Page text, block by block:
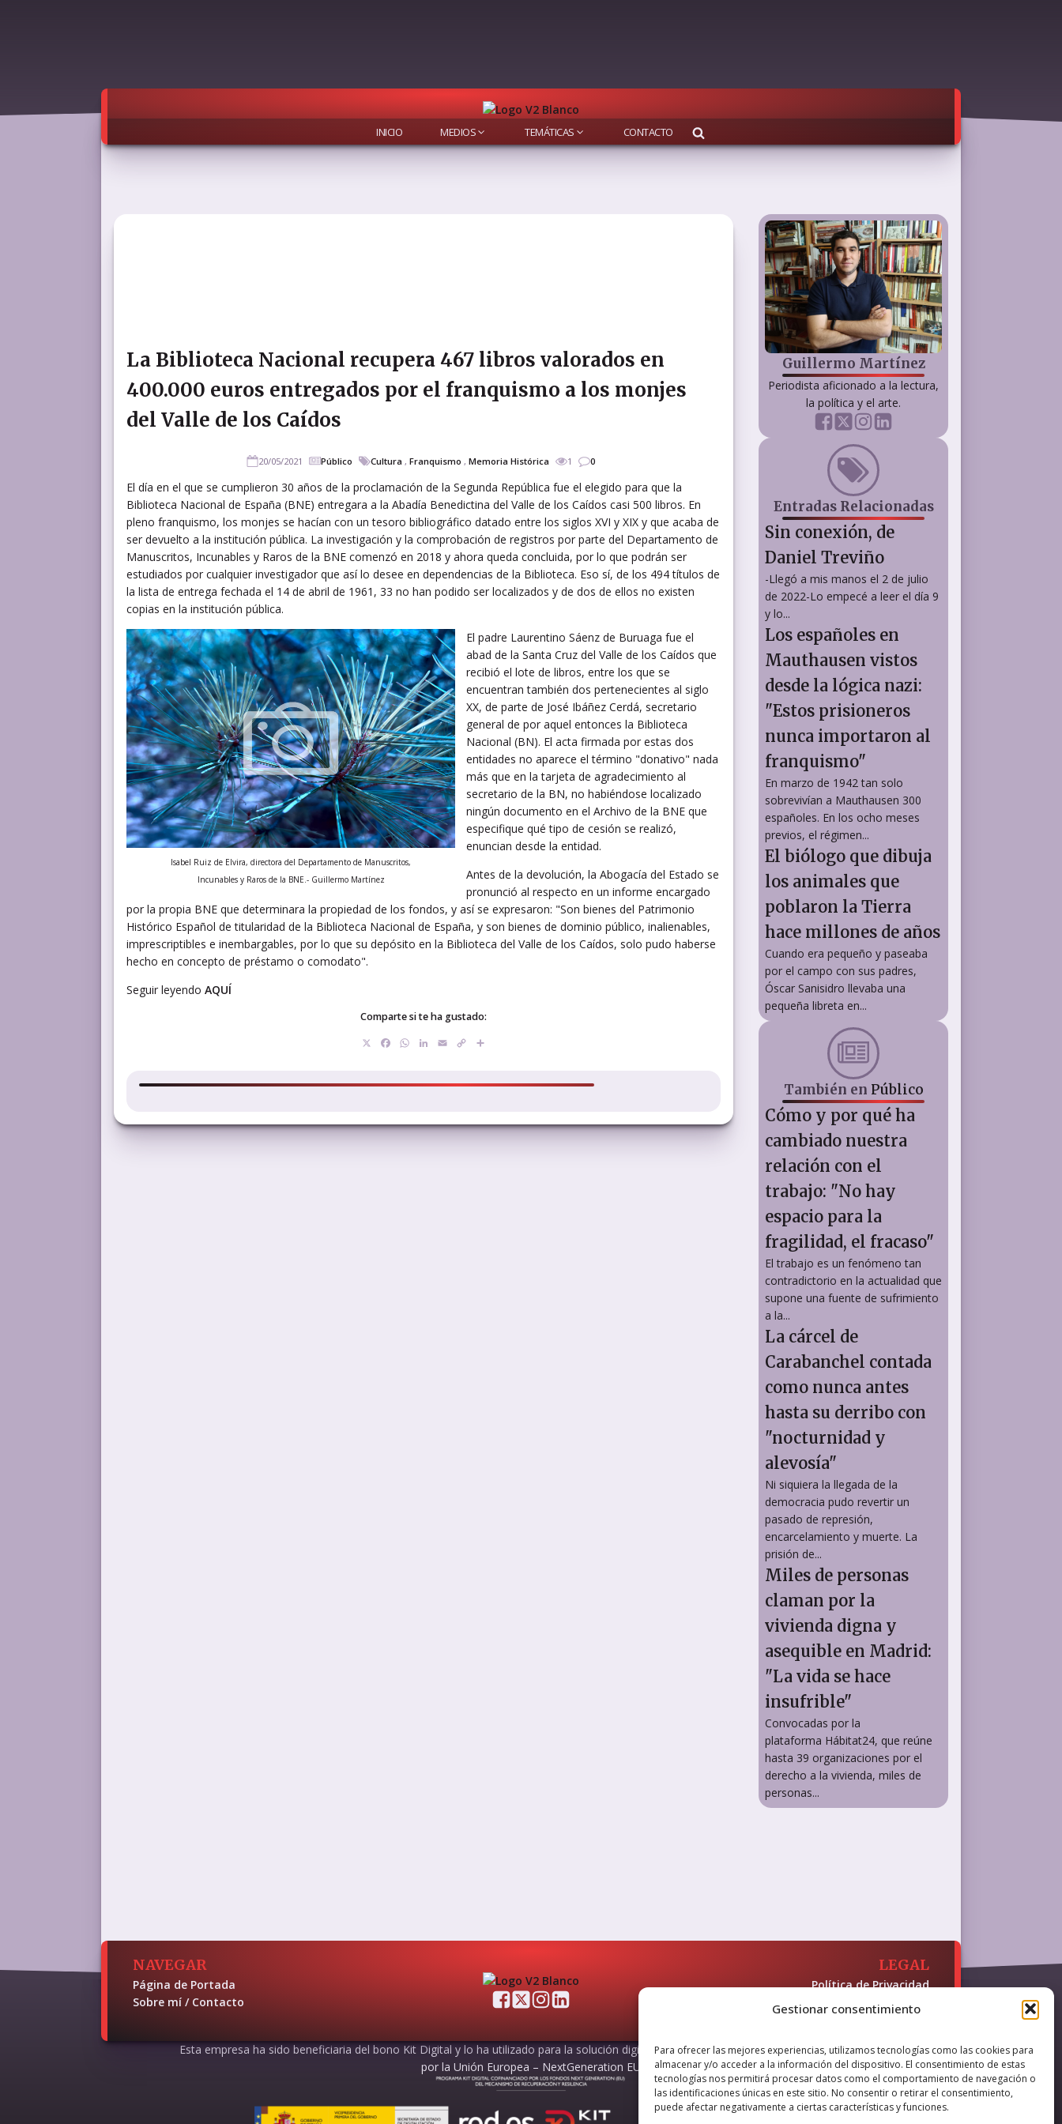
Gestionar consentimiento
Para ofrecer las mejores experiencias, utilizamos tecnologías como las cookies para
almacenar y/o acceder a la información del dispositivo. El consentimiento de estas
tecnologías nos permitirá procesar datos como el comportamiento de navegación o
las identificaciones únicas en este sitio. No consentir o retirar el consentimiento,
puede afectar negativamente a ciertas características y funciones.
INICIO MEDIOS TEMÁTICAS CONTACTO
La Biblioteca Nacional recupera 467 libros valorados en
400.000 euros entregados por el franquismo a los monjes
del Valle de los Caídos
20/05/2021 Público Cultura , Franquismo , Memoria Histórica 1 0
El día en el que se cumplieron 30 años de la proclamación de la Segunda República fue el elegido para que la
Biblioteca Nacional de España (BNE) entregara a la Abadía Benedictina del Valle de los Caídos casi 500 libros. En
pleno franquismo, los monjes se hacían con un tesoro bibliográfico datado entre los siglos XVI y XIX y que acaba de
ser devuelto a la institución pública. La investigación y la comprobación de registros por parte del Departamento de
Manuscritos, Incunables y Raros de la BNE comenzó en 2018 y ahora queda concluida, por lo que podrán ser
estudiados por cualquier investigador que así lo desee en dependencias de la Biblioteca. Eso sí, de los 494 títulos de
la lista de entrega fechada el 14 de abril de 1961, 33 no han podido ser localizados y de dos de ellos no existen
copias en la institución pública.
Isabel Ruiz de Elvira, directora del Departamento de Manuscritos,
Incunables y Raros de la BNE.- Guillermo Martínez
El padre Laurentino Sáenz de Buruaga fue el
abad de la Santa Cruz del Valle de los Caídos que
recibió el lote de libros, entre los que se
encuentran también dos pertenecientes al siglo
XX, de parte de José Ibáñez Cerdá, secretario
general de por aquel entonces la Biblioteca
Nacional (BN). El acta firmada por estas dos
entidades no aparece el término "donativo" nada
más que en la tarjeta de agradecimiento al
secretario de la BN, no habiéndose localizado
ningún documento en el Archivo de la BNE que
especifique qué tipo de cesión se realizó,
enuncian desde la entidad.
Antes de la devolución, la Abogacía del Estado se
pronunció al respecto en un informe encargado
por la propia BNE que determinara la propiedad de los fondos, y así se expresaron: "Son bienes del Patrimonio
Histórico Español de titularidad de la Biblioteca Nacional de España, y son bienes de dominio público, inalienables,
imprescriptibles e inembargables, por lo que su depósito en la Biblioteca del Valle de los Caídos, solo pudo haberse
hecho en concepto de préstamo o comodato".
Seguir leyendo AQUÍ
Comparte si te ha gustado:
Facebook
WhatsApp
LinkedIn
EmailCopy
Guillermo Martínez
Periodista aficionado a la lectura,
la política y el arte.
Entradas Relacionadas
Sin conexión, de
Daniel Treviño
-Llegó a mis manos el 2 de julio
de 2022-Lo empecé a leer el día 9
y lo...
Los españoles en
Mauthausen vistos
desde la lógica nazi:
"Estos prisioneros
nunca importaron al
franquismo"
En marzo de 1942 tan solo
sobrevivían a Mauthausen 300
españoles. En los ocho meses
previos, el régimen...
El biólogo que dibuja
los animales que
poblaron la Tierra
hace millones de años
Cuando era pequeño y paseaba
por el campo con sus padres,
Óscar Sanisidro llevaba una
pequeña libreta en...
También en Público
Cómo y por qué ha
cambiado nuestra
relación con el
trabajo: "No hay
espacio para la
fragilidad, el fracaso"
El trabajo es un fenómeno tan
contradictorio en la actualidad que
supone una fuente de sufrimiento
a la...
La cárcel de
Carabanchel contada
como nunca antes
hasta su derribo con
"nocturnidad y
alevosía"
Ni siquiera la llegada de la
democracia pudo revertir un
pasado de represión,
encarcelamiento y muerte. La
prisión de...
Miles de personas
claman por la
vivienda digna y
asequible en Madrid:
"La vida se hace
insufrible"
Convocadas por la
plataforma Hábitat24, que reúne
hasta 39 organizaciones por el
derecho a la vivienda, miles de
personas...
NAVEGAR
Página de Portada
Sobre mí / Contacto
LEGAL
Política de Privacidad
Política de Cookies
Esta empresa ha sido beneficiaria del bono Kit Digital y lo ha utilizado para la solución digital: Sitio web y presencia en internet, financiado
por la Unión Europea – NextGeneration EU